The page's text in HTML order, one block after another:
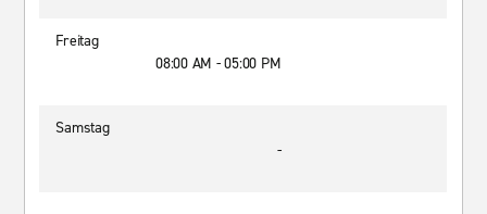
Freitag
08:00 AM - 05:00 PM
Samstag
-